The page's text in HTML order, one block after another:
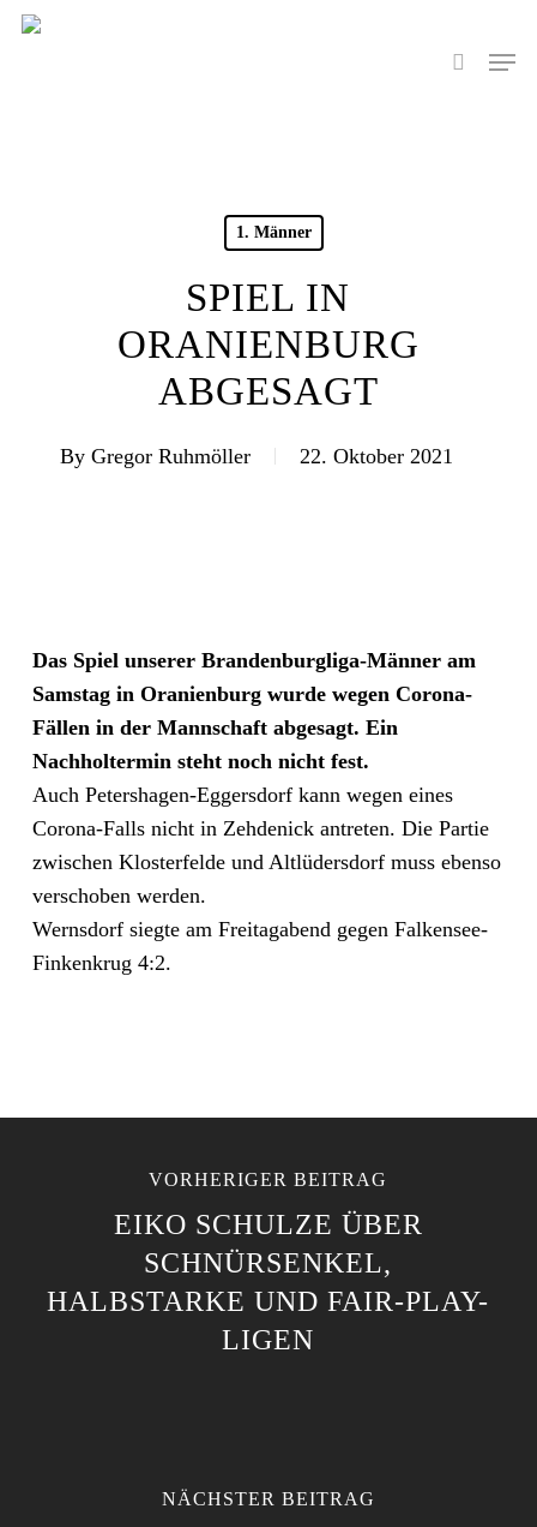
Skip
search
Menu
1. Männer
SPIEL IN
ORANIENBURG
ABGESAGT
By Gregor Ruhmöller 22. Oktober 2021
Das Spiel unserer Brandenburgliga-Männer am
Samstag in Oranienburg wurde wegen Corona-
Fällen in der Mannschaft abgesagt. Ein
Nachholtermin steht noch nicht fest.
Auch Petershagen-Eggersdorf kann wegen eines
Corona-Falls nicht in Zehdenick antreten. Die Partie
zwischen Klosterfelde und Altlüdersdorf muss ebenso
verschoben werden.
Wernsdorf siegte am Freitagabend gegen Falkensee-
Finkenkrug 4:2.
VORHERIGER BEITRAG
EIKO SCHULZE ÜBER
SCHNÜRSENKEL,
HALBSTARKE UND FAIR-PLAY-
LIGEN
NÄCHSTER BEITRAG